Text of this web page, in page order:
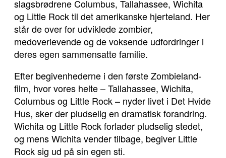
slagsbrødrene Columbus, Tallahassee, Wichita
og Little Rock til det amerikanske hjerteland. Her
står de over for udviklede zombier,
medoverlevende og de voksende udfordringer i
deres egen sammensatte familie.
Efter begivenhederne i den første Zombieland-
film, hvor vores helte – Tallahassee, Wichita,
Columbus og Little Rock – nyder livet i Det Hvide
Hus, sker der pludselig en dramatisk forandring.
Wichita og Little Rock forlader pludselig stedet,
og mens Wichita vender tilbage, begiver Little
Rock sig ud på sin egen sti.